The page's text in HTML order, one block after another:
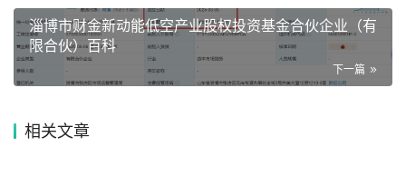
淄博市财金新动能低空产业股权投资基金合伙企业（有
限合伙）百科
下一篇
相关文章